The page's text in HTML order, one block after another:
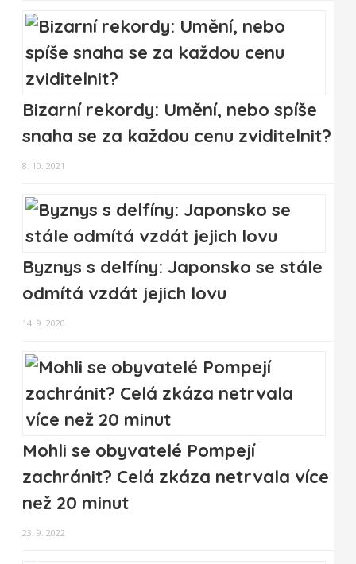
Bizarní rekordy: Umění, nebo spíše
snaha se za každou cenu zviditelnit?
8. 10. 2021
Byznys s delfíny: Japonsko se stále
odmítá vzdát jejich lovu
14. 9. 2020
Mohli se obyvatelé Pompejí
zachránit? Celá zkáza netrvala více
než 20 minut
23. 9. 2022